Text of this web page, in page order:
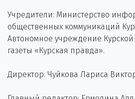
Учредители: Министерство
общественных коммуникаций
Автономное учреждение
газеты «Курская правда».
Директор: Чуйкова Лариса